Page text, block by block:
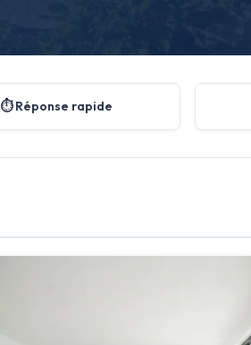
⏱️ Réponse rapide